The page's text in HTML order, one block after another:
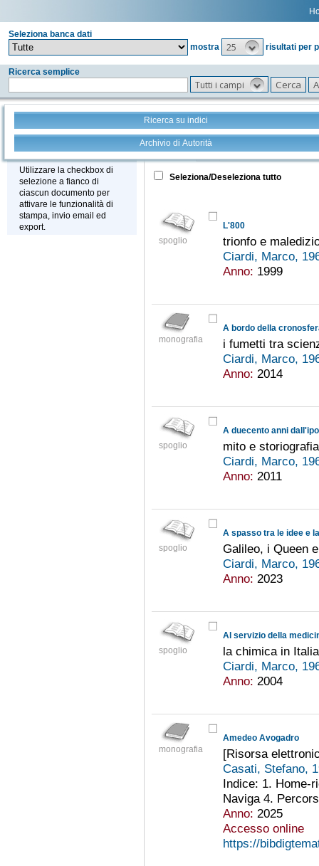
Seleziona banca dati
mostra
25 risultati per
Ricerca semplice
Tutti i campi
Ricerca su indici
Archivio di Autorità
Stampa - Email - Export
Utilizzare la checkbox di
selezione a fianco di
ciascun documento per
attivare le funzionalità di
stampa, invio email ed
export.
Tutto +
Seleziona/Deseleziona tutto
spoglio
L'800
trionfo e
Ciardi, Marco,
Anno: 1999
monografia
A bordo della
i fumetti tra
Ciardi, Marco,
Anno: 2014
spoglio
A duecento anni
mito e storiografia
Ciardi, Marco,
Anno: 2011
spoglio
A spasso tra le idee e
Galileo, i Queen
Ciardi, Marco,
Anno: 2023
spoglio
Al servizio della
la chimica in
Ciardi, Marco,
Anno: 2004
monografia
Amedeo Avogadro
[Risorsa
Casati, Stefano,
Indice: 1. Home-
Naviga 4.
Anno: 2025
Accesso online
https://